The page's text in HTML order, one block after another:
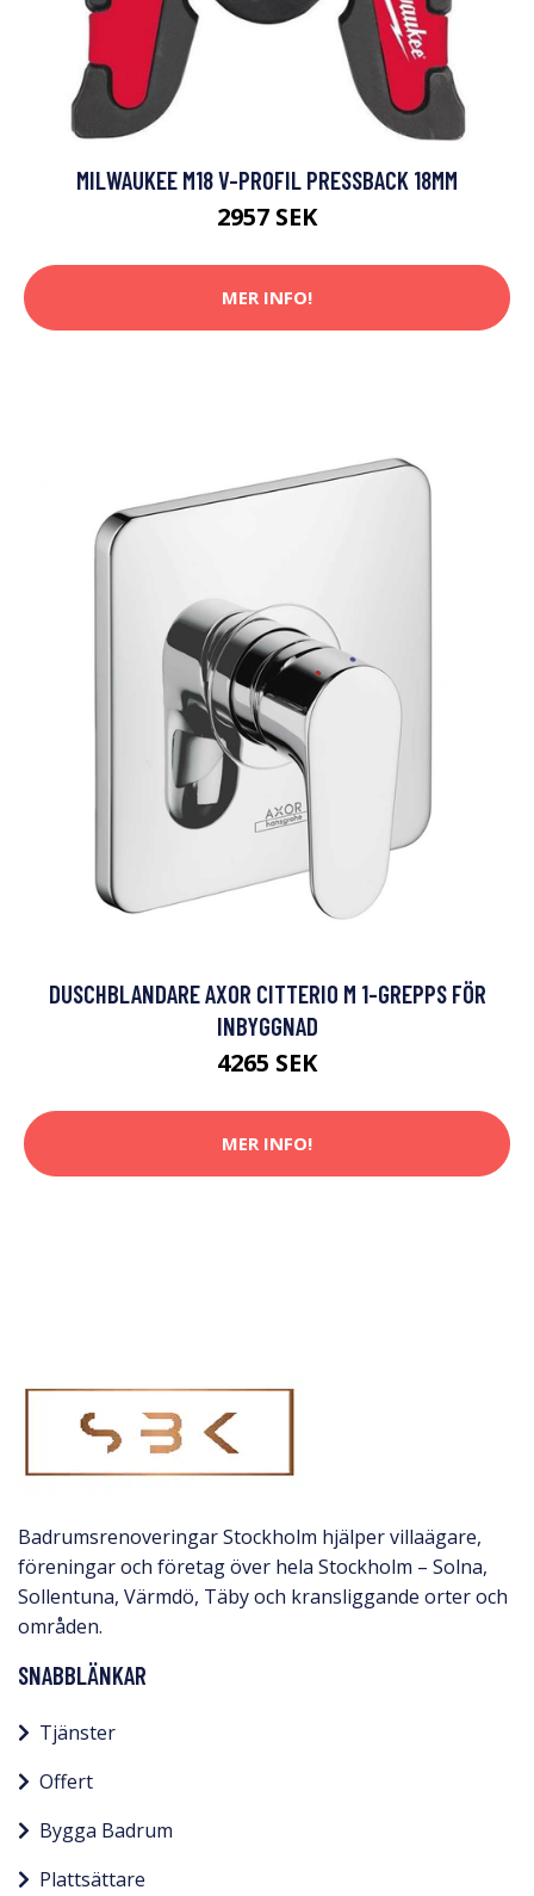
MILWAUKEE M18 V-PROFIL PRESSBACK 18MM
2957 SEK
MER INFO!
DUSCHBLANDARE AXOR CITTERIO M 1-GREPPS FÖR
INBYGGNAD
4265 SEK
MER INFO!
Badrumsrenoveringar Stockholm hjälper villaägare,
föreningar och företag över hela Stockholm – Solna,
Sollentuna, Värmdö, Täby och kransliggande orter och
områden.
SNABBLÄNKAR
Tjänster
Offert
Bygga Badrum
Plattsättare